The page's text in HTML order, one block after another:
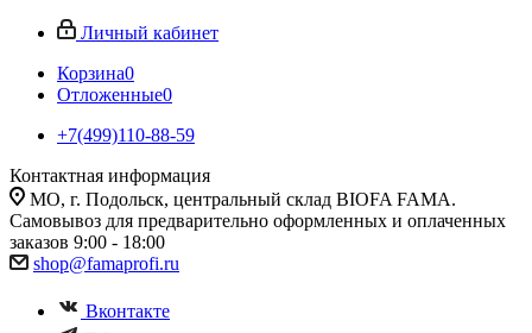
Личный кабинет
Корзина0
Отложенные0
+7(499)110-88-59
Контактная информация
МО, г. Подольск, центральный склад BIOFA FAMA.
Самовывоз для предварительно оформленных и оплаченных
заказов 9:00 - 18:00
shop@famaprofi.ru
Вконтакте